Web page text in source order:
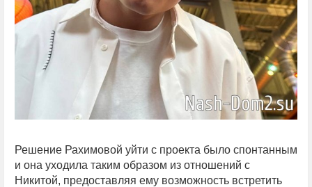
Решение Рахимовой уйти с проекта было спонтанным
и она уходила таким образом из отношений с
Никитой, предоставляя ему возможность встретить